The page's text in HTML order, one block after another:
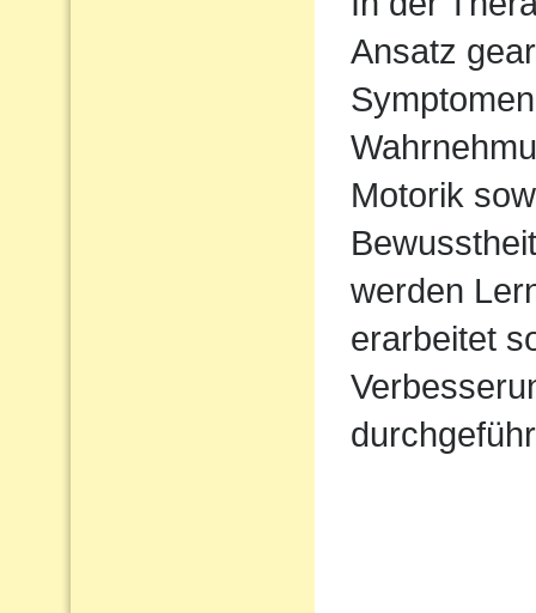
Ansatz
Motorik
werden
erarbeitet